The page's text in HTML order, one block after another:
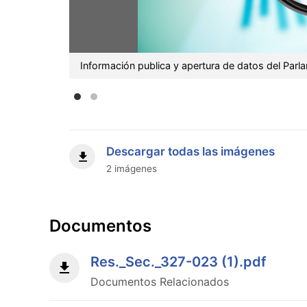
Información publica y apertura de datos del
Descargar todas las imágenes
2 imágenes
Documentos
Res._Sec._327-023 (1).pdf
Documentos Relacionados